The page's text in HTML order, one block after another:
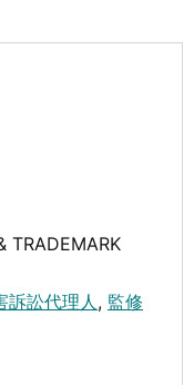
TRADEMARK
訴訟代理人, 監修